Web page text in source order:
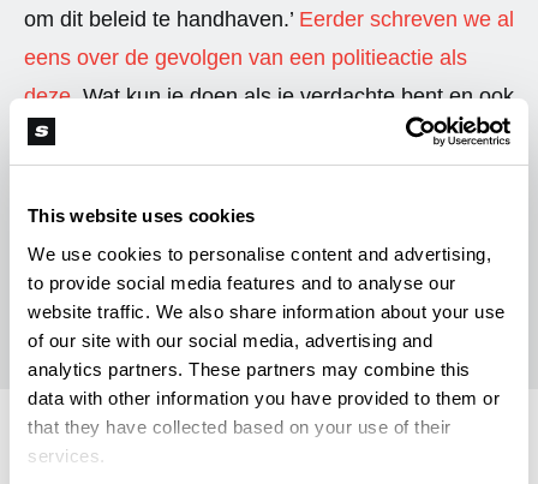
This website uses cookies
We use cookies to personalise content and advertising,
to provide social media features and to analyse our
website traffic. We also share information about your use
of our site with our social media, advertising and
analytics partners. These partners may combine this
data with other information you have provided to them or
that they have collected based on your use of their
services.
om dit beleid te handhaven.’ Eerder schreven we al
eens over de gevolgen van een politieactie als
deze.Wat kun je doen als je verdachte bent en ook
andere vragen komen aan de orde.
R Rob Tuinstra
Recreatief